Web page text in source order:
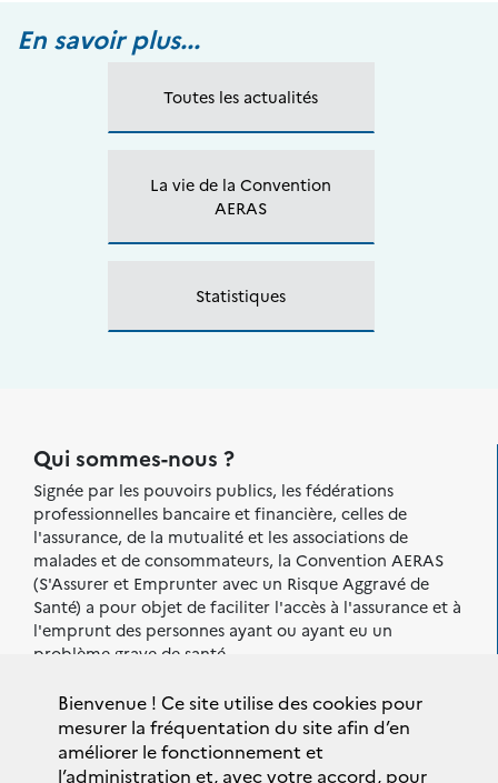
Bienvenue ! Ce site utilise des cookies pour
mesurer la fréquentation du site afin d’en
améliorer le fonctionnement et
l’administration et, avec votre accord, pour
En savoir plus...
Toutes les actualités
La vie de la Convention
AERAS
Statistiques
Qui sommes-nous ?
Signée par les pouvoirs publics, les fédérations
professionnelles bancaire et financière, celles de
l'assurance, de la mutualité et les associations de
malades et de consommateurs, la Convention AERAS
(S'Assurer et Emprunter avec un Risque Aggravé de
Santé) a pour objet de faciliter l'accès à l'assurance et à
l'emprunt des personnes ayant ou ayant eu un
problème grave de santé.
Sont également signataires de la
Convention AERAS :